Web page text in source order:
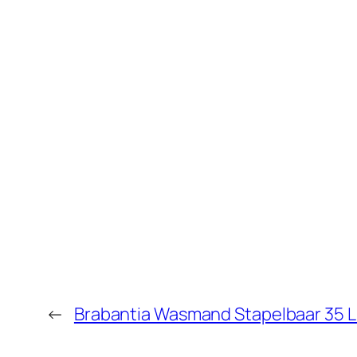
← Brabantia Wasmand Stapelbaar 35